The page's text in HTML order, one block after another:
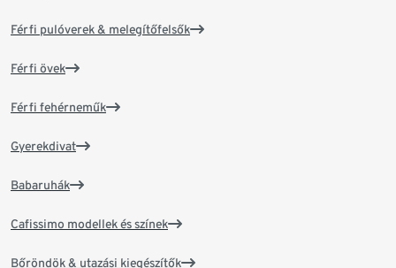
Férfi pulóverek & melegítőfelsők
Férfi övek
Férfi fehérneműk
Gyerekdivat
Babaruhák
Cafissimo modellek és színek
Bőröndök & utazási kiegészítők